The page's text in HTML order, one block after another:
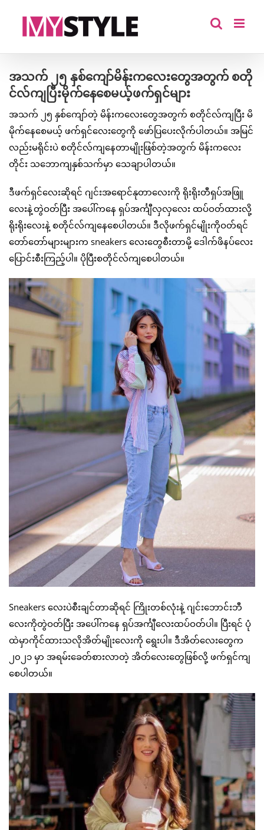
အသက် ၂၅ နှစ်ကျော်မိန်းကလေးတွေအတွက် စတို
င်လ်ကျပြီးမိုက်နေစေမယ့်ဖက်ရှင်များ
အသက် ၂၅ နှစ်ကျော်တဲ့ မိန်းကလေးတွေအတွက် စတိုင်လ်ကျပြီး မိ
မိုက်နေစေမယ့် ဖက်ရှင်လေးတွေကို ဖော်ပြပေးလိုက်ပါတယ်။ အမြင်
လည်းမရိုင်းပဲ စတိုင်လ်ကျနေတာမျိုးဖြစ်တဲ့အတွက် မိန်းကလေး
တိုင်း သဘောကျနှစ်သက်မှာ သေချာပါတယ်။
ဒီဖက်ရှင်လေးဆိုရင် ဂျင်းအရောင်နုတာလေးကို ရိုးရိုးတီရှပ်အဖြူ
လေးနဲ့တွဲဝတ်ပြီး အပေါ်ကနေ ရှပ်အင်္ကျီလှလှလေး ထပ်ဝတ်ထားလို့
ရိုးရိုးလေးနဲ့ စတိုင်လ်ကျနေစေပါတယ်။ ဒီလိုဖက်ရှင်မျိုးကိုဝတ်ရင်
တော်တော်များများက sneakers လေးတွေစီးတာမို့ ဒေါက်ဖိနပ်လေး
ပြောင်းစီးကြည့်ပါ။ ပိုပြီးစတိုင်လ်ကျစေပါတယ်။
Sneakers လေးပဲစီးချင်တာဆိုရင် ကြိုးတစ်လုံးနဲ့ ဂျင်းဘောင်းဘီ
လေးကိုတွဲဝတ်ပြီး အပေါ်ကနေ ရှပ်အင်္ကျီလေးထပ်ဝတ်ပါ။ ပြီးရင် ပုံ
ထဲမှာကိုင်ထားသလိုအိတ်မျိုးလေးကို ရွေးပါ။ ဒီအိတ်လေးတွေက
၂၀၂၁ မှာ အရမ်းခေတ်စားလာတဲ့ အိတ်လေးတွေဖြစ်လို့ ဖက်ရှင်ကျ
စေပါတယ်။